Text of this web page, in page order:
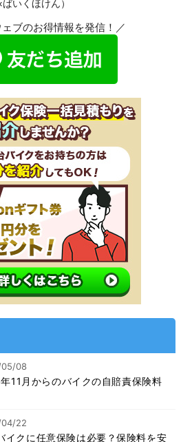
いくほけん）
ブのお得情報を発信！／
08
11月からのバイクの自賠責保険料
22
イクに任意保険は必要？保険料を安